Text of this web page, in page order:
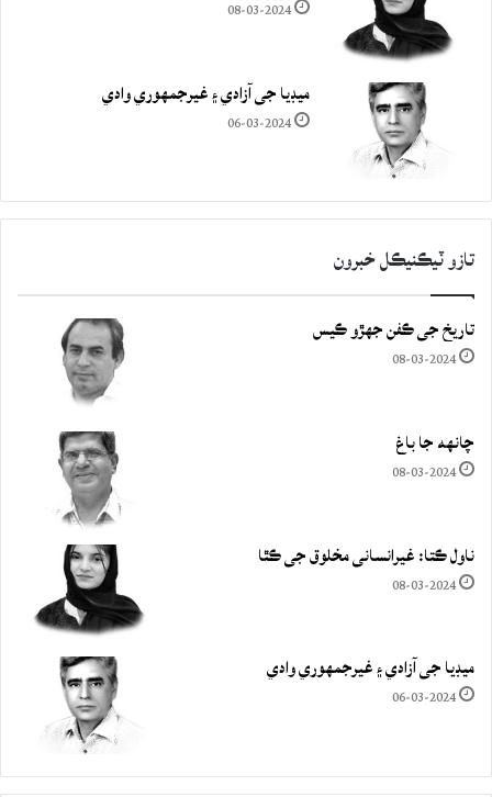
08-03-2024
ميڊيا جي آزادي ۽ غيرجمھوري وادي
06-03-2024
تازو ٽيڪنيڪل خبرون
تاريخ جي ڪفن جھڙو ڪيس
08-03-2024
چانهه جا باغ
08-03-2024
ناول ڪتا: غيرانساني مخلوق جي ڪٿا
08-03-2024
ميڊيا جي آزادي ۽ غيرجمھوري وادي
06-03-2024